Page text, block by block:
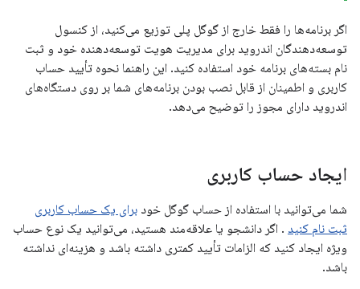
اگر برنامه‌ها را فقط خارج از گوگل پلی توزیع می‌کنید، از کنسول
توسعه‌دهندگان اندروید برای مدیریت هویت توسعه‌دهنده خود و ثبت
نام بسته‌های برنامه خود استفاده کنید. این راهنما نحوه تأیید حساب
کاربری و اطمینان از قابل نصب بودن برنامه‌های شما بر روی دستگاه‌های
اندروید دارای مجوز را توضیح می‌دهد.
ایجاد حساب کاربری
شما می‌توانید با استفاده از حساب گوگل خود برای یک حساب کاربری
ثبت نام کنید . اگر دانشجو یا علاقه‌مند هستید، می‌توانید یک نوع حساب
ویژه ایجاد کنید که الزامات تأیید کمتری داشته باشد و هزینه‌ای نداشته
باشد.